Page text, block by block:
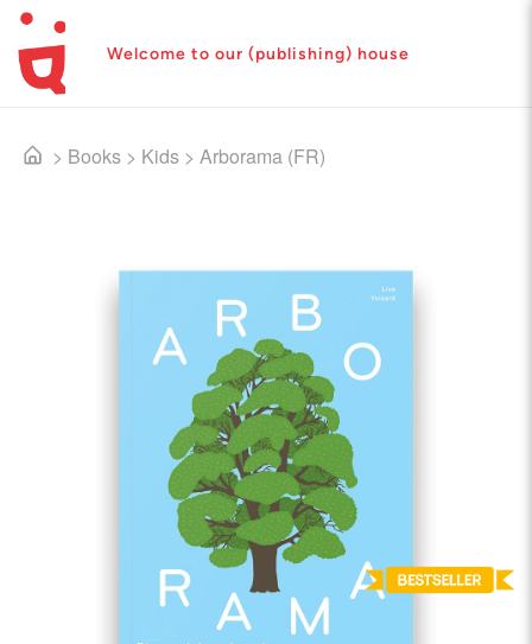
Welcome to our (publishing) house
> Books > Kids > Arborama (FR)